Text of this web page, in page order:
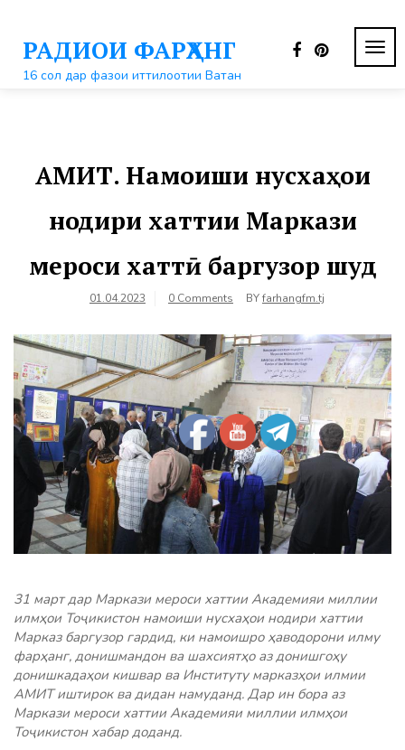
контентуРАДИОИ ФАРҲАНГ
16 сол дар фазои иттилоотии Ватан
АМИТ. Намоиши нусхаҳои
нодири хаттии Маркази
мероси хаттӣ баргузор шуд
01.04.2023 0 Comments BYfarhangfm.tj
31 март дар Маркази мероси хаттии Академияи миллии
илмҳои Тоҷикистон намоиши нусхаҳои нодири хаттии
Марказ баргузор гардид, ки намоишро ҳаводорони илму
фарҳанг, донишмандон ва шахсиятҳо аз донишгоҳу
донишкадаҳои кишвар ва Институту марказҳои илмии
АМИТ иштирок ва дидан намуданд. Дар ин бора аз
Маркази мероси хаттии Академияи миллии илмҳои
Тоҷикистон хабар доданд.